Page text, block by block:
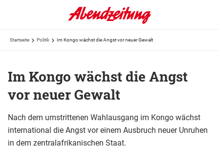
Startseite Politik Im Kongo wächst die Angst vor neuer Gewalt
Im Kongo wächst die Angst
vor neuer Gewalt
Nach dem umstrittenen Wahlausgang im Kongo wächst
international die Angst vor einem Ausbruch neuer Unruhen
in dem zentralafrikanischen Staat.